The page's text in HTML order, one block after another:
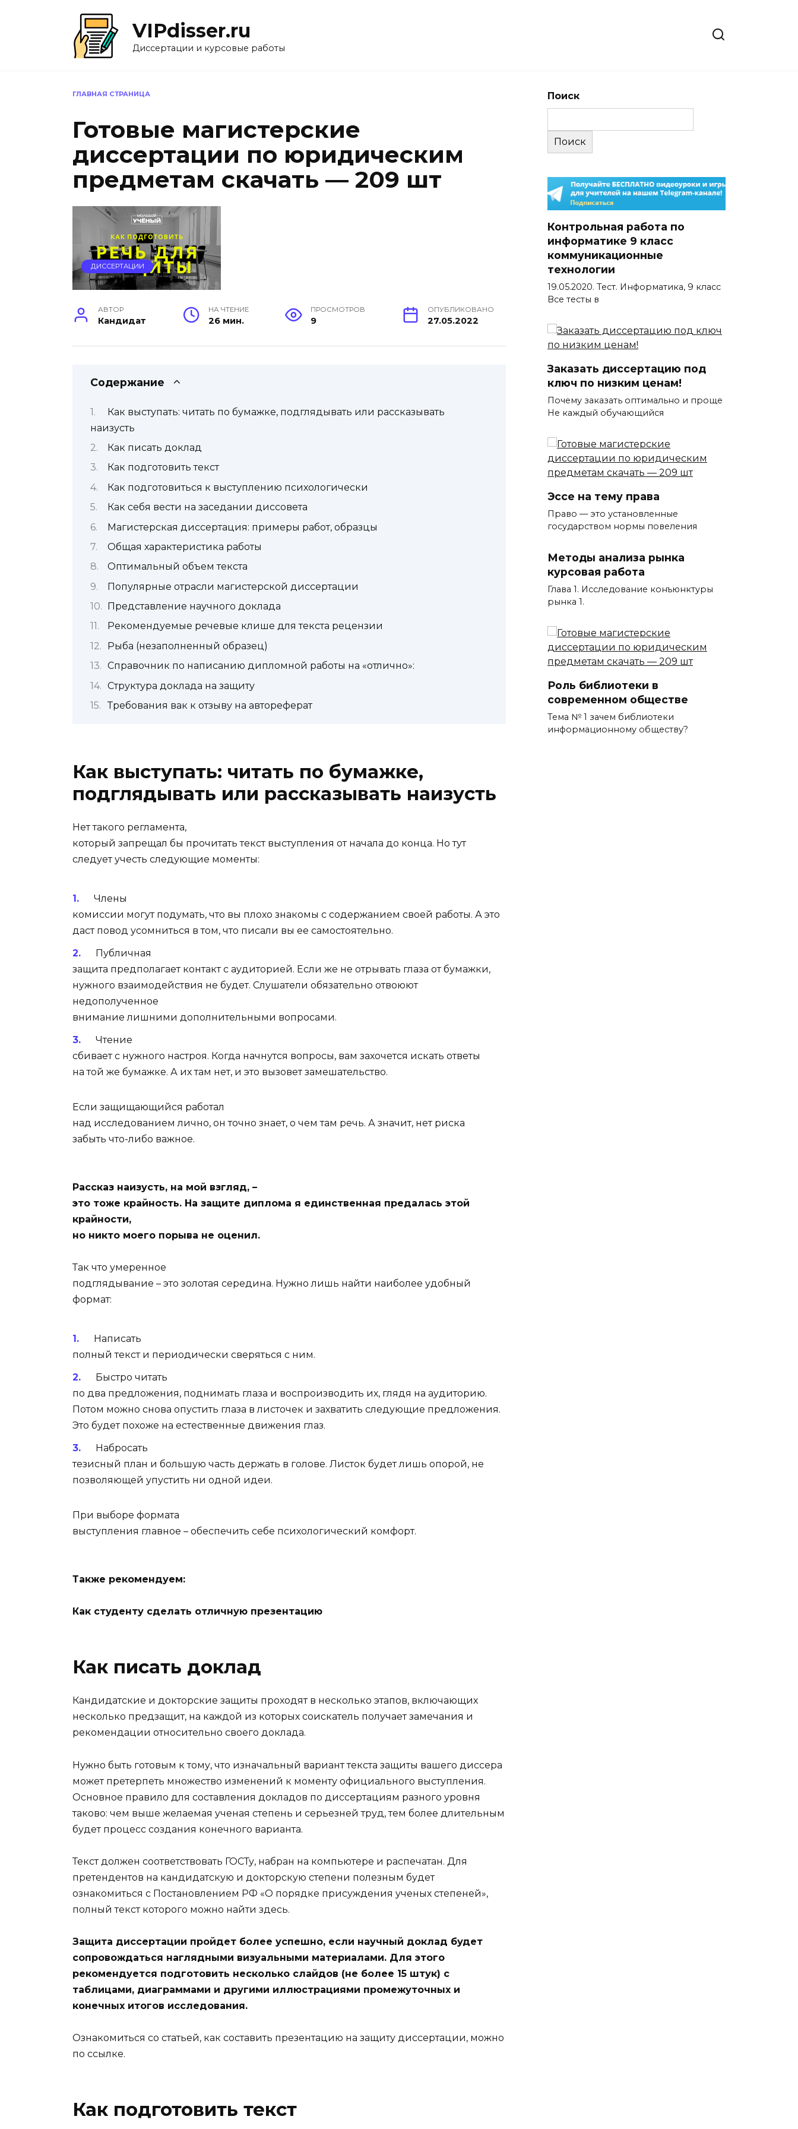
VIPdisser.ru
Диссертации и курсовые работы
ГЛАВНАЯ СТРАНИЦА
Готовые магистерские
диссертации по юридическим
предметам скачать — 209 шт
ДИССЕРТАЦИИ
АВТОР
Кандидат
НА ЧТЕНИЕ
26 мин.
ПРОСМОТРОВ
9
ОПУБЛИКОВАНО
27.05.2022
Содержание
Как выступать: читать по бумажке, подглядывать или рассказывать
наизусть
Как писать доклад
Как подготовить текст
Как подготовиться к выступлению психологически
Как себя вести на заседании диссовета
Магистерская диссертация: примеры работ, образцы
Общая характеристика работы
Оптимальный объем текста
Популярные отрасли магистерской диссертации
Представление научного доклада
Рекомендуемые речевые клише для текста рецензии
Рыба (незаполненный образец)
Справочник по написанию дипломной работы на «отлично»:
Структура доклада на защиту
Требования вак к отзыву на автореферат
Как выступать: читать по бумажке,
подглядывать или рассказывать наизусть
Нет такого регламента,
который запрещал бы прочитать текст выступления от начала до конца. Но тут
следует учесть следующие моменты:
Члены
комиссии могут подумать, что вы плохо знакомы с содержанием своей работы. А это
даст повод усомниться в том, что писали вы ее самостоятельно.
Публичная
защита предполагает контакт с аудиторией. Если же не отрывать глаза от бумажки,
нужного взаимодействия не будет. Слушатели обязательно отвоюют
недополученное
внимание лишними дополнительными вопросами.
Чтение
сбивает с нужного настроя. Когда начнутся вопросы, вам захочется искать ответы
на той же бумажке. А их там нет, и это вызовет замешательство.
Если защищающийся работал
над исследованием лично, он точно знает, о чем там речь. А значит, нет риска
забыть что-либо важное.
Рассказ наизусть, на мой взгляд, –
это тоже крайность. На защите диплома я единственная предалась этой
крайности,
но никто моего порыва не оценил.
Так что умеренное
подглядывание – это золотая середина. Нужно лишь найти наиболее удобный
формат:
Написать
полный текст и периодически сверяться с ним.
Быстро читать
по два предложения, поднимать глаза и воспроизводить их, глядя на аудиторию.
Потом можно снова опустить глаза в листочек и захватить следующие предложения.
Это будет похоже на естественные движения глаз.
Набросать
тезисный план и большую часть держать в голове. Листок будет лишь опорой, не
позволяющей упустить ни одной идеи.
При выборе формата
выступления главное – обеспечить себе психологический комфорт.
Также рекомендуем:
Как студенту сделать отличную презентацию
Как писать доклад
Кандидатские и докторские защиты проходят в несколько этапов, включающих
несколько предзащит, на каждой из которых соискатель получает замечания и
рекомендации относительно своего доклада.
Нужно быть готовым к тому, что изначальный вариант текста защиты вашего диссера
может претерпеть множество изменений к моменту официального выступления.
Основное правило для составления докладов по диссертациям разного уровня
таково: чем выше желаемая ученая степень и серьезней труд, тем более длительным
будет процесс создания конечного варианта.
Текст должен соответствовать ГОСТу, набран на компьютере и распечатан. Для
претендентов на кандидатскую и докторскую степени полезным будет
ознакомиться с Постановлением РФ «О порядке присуждения ученых степеней»,
полный текст которого можно найти здесь.
Защита диссертации пройдет более успешно, если научный доклад будет
сопровождаться наглядными визуальными материалами. Для этого
рекомендуется подготовить несколько слайдов (не более 15 штук) с
таблицами, диаграммами и другими иллюстрациями промежуточных и
конечных итогов исследования.
Ознакомиться со статьей, как составить презентацию на защиту диссертации, можно
по ссылке.
Как подготовить текст
Поиск
Поиск
Контрольная работа по
информатике 9 класс
коммуникационные
технологии
19.05.2020. Тест. Информатика, 9 класс
Все тесты в
Заказать диссертацию под
ключ по низким ценам!
Почему заказать оптимально и проще
Не каждый обучающийся
Эссе на тему права
Право — это установленные
государством нормы повеления
Методы анализа рынка
курсовая работа
Глава 1. Исследование конъюнктуры
рынка 1.
Роль библиотеки в
современном обществе
Тема № 1 зачем библиотеки
информационному обществу?